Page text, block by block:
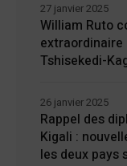
William Ruto
extraordinaire
Tshisekedi-
27 janvier 2025
Rappel des
Kigali :
les deux pays
26 janvier 2025